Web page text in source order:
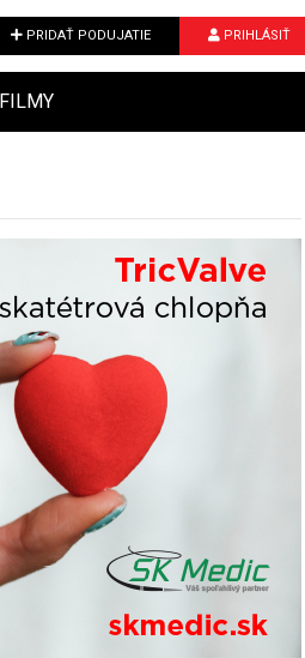
PRIDAŤ PODUJATIE PRIHLÁSIŤ
FILMY